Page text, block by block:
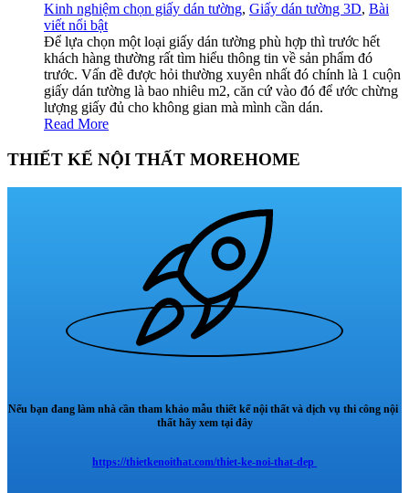
Kinh nghiệm chọn giấy dán tường, Giấy dán tường 3D, Bài
viết nổi bật
Để lựa chọn một loại giấy dán tường phù hợp thì trước hết
khách hàng thường rất tìm hiểu thông tin về sản phẩm đó
trước. Vấn đề được hỏi thường xuyên nhất đó chính là 1 cuộn
giấy dán tường là bao nhiêu m2, căn cứ vào đó để ước chừng
lượng giấy đủ cho không gian mà mình cần dán.
Read More
THIẾT KẾ NỘI THẤT MOREHOME
Nếu bạn đang làm nhà cần tham khảo mẫu thiết kế nội thất và dịch vụ thi công nội
thất hãy xem tại đây
https://thietkenoithat.com/thiet-ke-noi-that-dep